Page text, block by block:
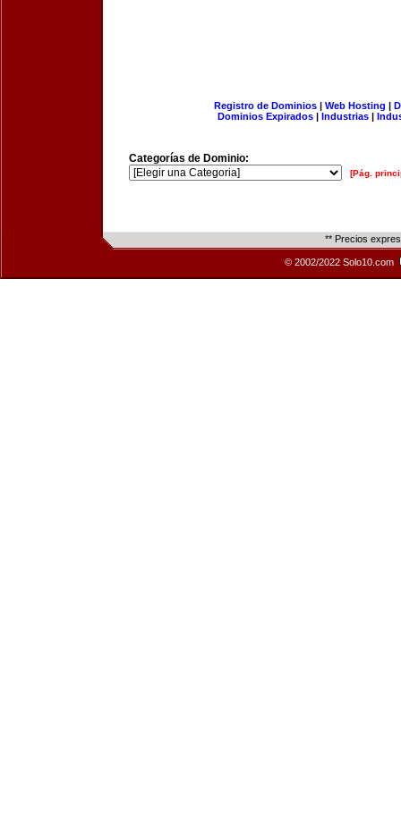
Registro de Dominios| Web Hosting |
Dominios Expirados | Industrias |
Categorías de Dominio:
[Pág.
** Precios
© 2002/2022 Solo10.com